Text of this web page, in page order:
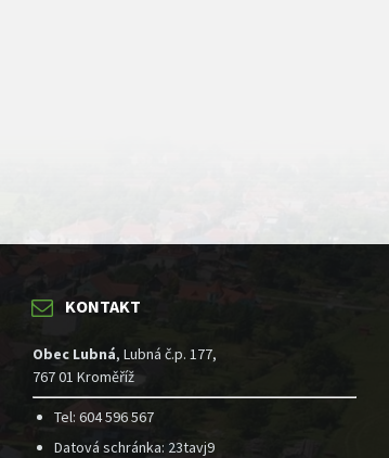
KONTAKT
Obec Lubná, Lubná č.p. 177,
767 01 Kroměříž
Tel: 604 596 567
Datová schránka: 23tavj9